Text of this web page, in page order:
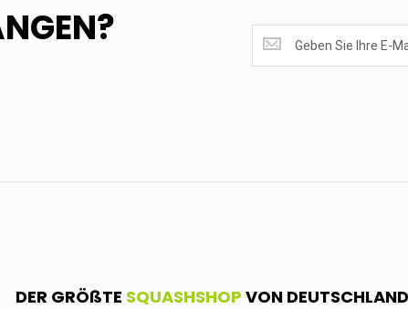
EMPFANGEN?
<br>MELDE
DER GRÖßTE SQUASHSHOP VON